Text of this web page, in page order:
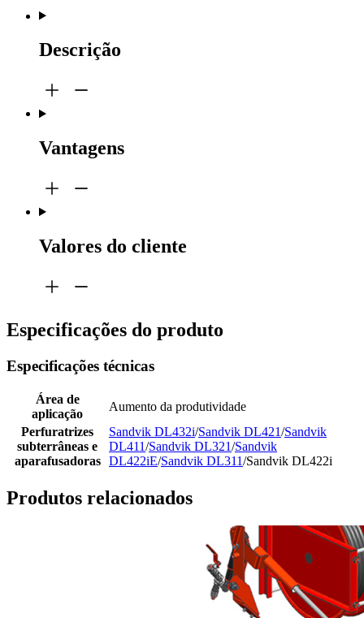
Descrição
Vantagens
Valores do cliente
Especificações do produto
Especificações técnicas
Área de
aplicação
Aumento da produtividade
Perfuratrizes
subterrâneas e
aparafusadoras
Sandvik DL432i/Sandvik DL421/Sandvik
DL411/Sandvik DL321/Sandvik
DL422iE/Sandvik DL311/Sandvik DL422i
Produtos relacionados